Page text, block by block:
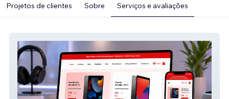
Projetos de clientes Sobre Serviços e avaliações